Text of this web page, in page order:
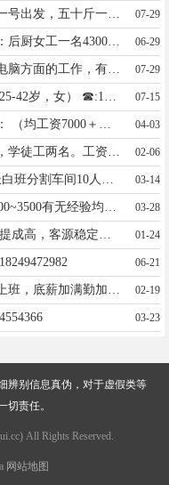
有没有想去内蒙起土豆的，九月一号出发，五十斤一袋，捡一袋一块八，干完报二百元车费，有去的联系我，15945551970。 07-29
大医院南二大龙小串烧烤店招聘：后厨女工一名4300➕200满勤，服务员一名4000➕200满勤➕酒水提成，有时需要值班，招穿串工，联系电话:16645516002微信同步 06-29
女，39岁，想求职一份收银或者电脑方面的工作，有库管出纳简单统计方面的基础，有意向的老板可以打电话15946173444 07-29
07-15
04-03
02-06
03-14
03-28
01-24
06-21
02-19
03-23
辨别信息真伪，对于虚假类等
切责任。
All Rights Reserved.
网站地图